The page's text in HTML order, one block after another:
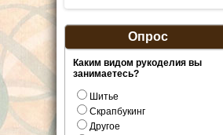
Опрос
Каким видом рукоделия вы
занимаетесь?
Шитье
Скрапбукинг
Другое